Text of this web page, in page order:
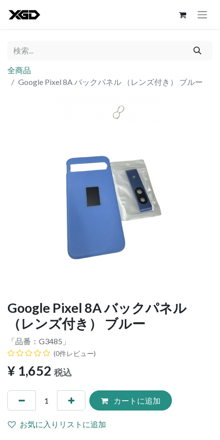
全商品
Google Pixel 8A バックパネル （レンズ付き） ブルー
Google Pixel 8A バックパネル
（レンズ付き） ブルー
「品番： G3485 」
(0件レビュー)
¥ 1,652 税込
カートに追加
お気に入りリストに追加